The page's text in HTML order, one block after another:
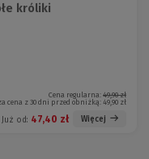
króliki
Cena regularna: 49,90 zł
cena z 30 dni przed obniżką:49,90 zł
Już od: 47,40 zł Więcej